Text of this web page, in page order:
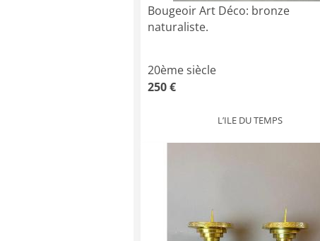
Bougeoir Art Déco: bronze
naturaliste.
20ème siècle
250 €
L’ILE DU TEMPS